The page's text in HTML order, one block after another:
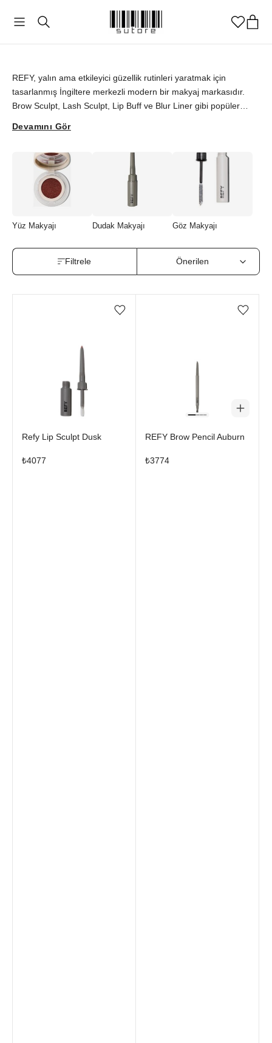
REFY, yalın ama etkileyici güzellik rutinleri yaratmak için
tasarlanmış İngiltere merkezli modern bir makyaj markasıdır.
Brow Sculpt, Lash Sculpt, Lip Buff ve Blur Liner gibi popüler
minimalist tasarım anlayışı ve vegan içerikli formülleriyle öne
çıkar. Türkiye'de sınırlı olarak bulunan REFY ürünlerini, sutore
ayrıcalığıyla orijinallik güvencesiyle keşfedebilirsiniz.
Devamını Gör
Yüz Makyajı Dudak Makyajı Göz Makyajı
Filtrele
Favorilere ekle/çıkar
Refy Lip Sculpt Dusk
₺4077
Favorilere ekle/çıkar
REFY Brow Pencil Auburn
₺3774